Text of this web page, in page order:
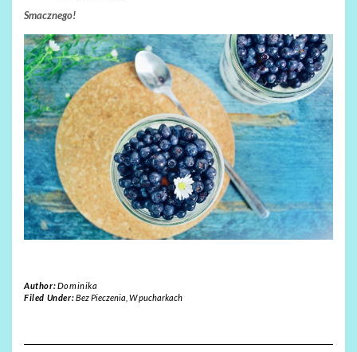
Smacznego!
Author:Dominika
Filed Under:Bez Pieczenia W pucharkach